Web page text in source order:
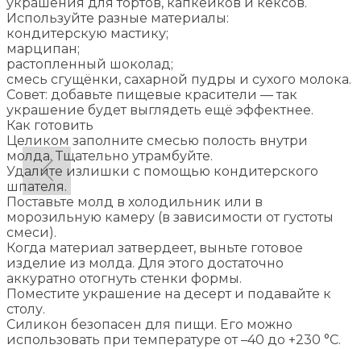
Используйте разные материалы:
кондитерскую мастику;
марципан;
растопленный шоколад;
смесь сгущёнки, сахарной пудры и сухого молока.
Совет: добавьте пищевые красители — так
украшение будет выглядеть ещё эффектнее.
Как готовить
Целиком заполните смесью полость внутри
молда. Тщательно утрамбуйте.
Удалите излишки с помощью кондитерского
шпателя.
Поставьте молд в холодильник или в
морозильную камеру (в зависимости от густоты
смеси).
Когда материал затвердеет, выньте готовое
изделие из молда. Для этого достаточно
аккуратно отогнуть стенки формы.
Поместите украшение на десерт и подавайте к
столу.
Силикон безопасен для пищи. Его можно
использовать при температуре от –40 до +230 °C.